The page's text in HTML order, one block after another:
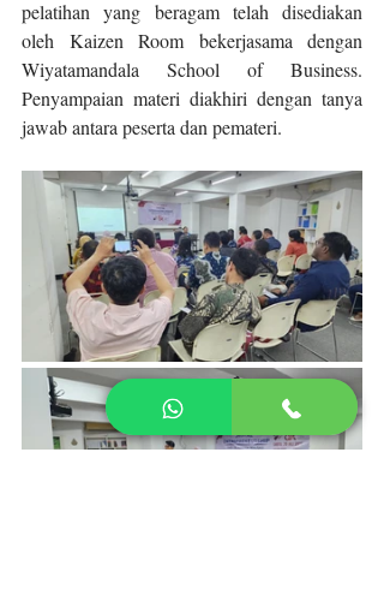
pelatihan yang beragam telah disediakan
oleh Kaizen Room bekerjasama dengan
Wiyatamandala School of Business.
Penyampaian materi diakhiri dengan tanya
jawab antara peserta dan pemateri.